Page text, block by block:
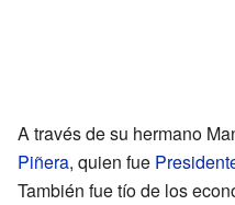
A través de su hermano
Piñera, quien fue
También fue tío de los